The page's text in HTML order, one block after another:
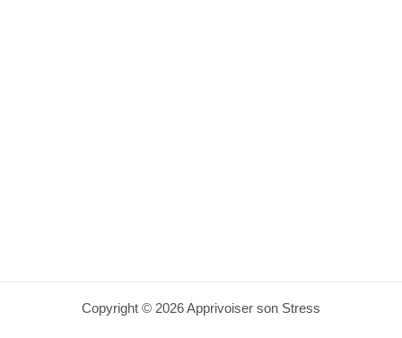
Copyright © 2026 Apprivoiser son Stress